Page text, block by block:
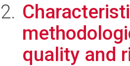
quality and